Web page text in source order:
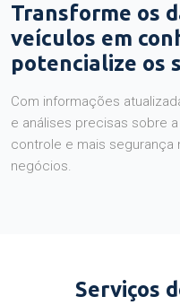
Transforme os
veículos em
potencialize os
Com informações
e análises precisas sobre
controle e mais segurança
negócios.
Serviços